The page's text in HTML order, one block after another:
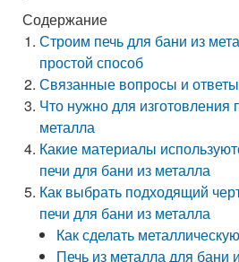
Содержание
Строим печь для бани из
простой способ
Связанные вопросы и ответы
Что нужно для изготовления
металла
Какие материалы
печи для бани из металла
Как выбрать подходящий
печи для бани из металла
Как сделать
Печь из металла для